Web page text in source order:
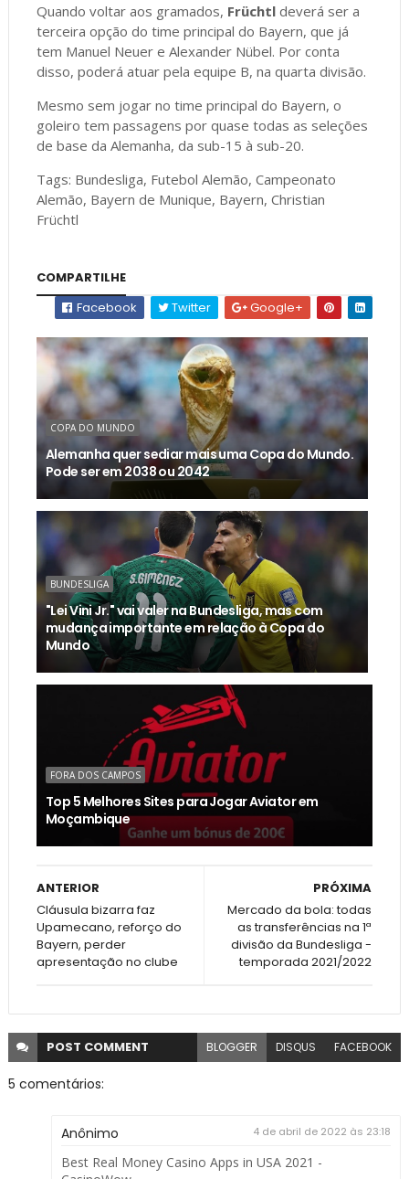
Quando voltar aos gramados, Früchtldeverá ser a
terceira opção do time principal do Bayern, que já
tem Manuel Neuer e Alexander Nübel. Por conta
disso, poderá atuar pela equipe B, na quarta divisão.
Mesmo sem jogar no time principal do Bayern, o
goleiro tem passagens por quase todas as seleções
de base da Alemanha, da sub-15 à sub-20.
Tags: Bundesliga, Futebol Alemão, Campeonato
Alemão, Bayern de Munique, Bayern, Christian
Früchtl
COMPARTILHE
Facebook
Twitter Google+
COPA DO MUNDO
Alemanha quer sediar mais uma Copa do Mundo.
Pode ser em 2038 ou 2042
BUNDESLIGA
"Lei Vini Jr." vai valer na Bundesliga, mas com
mudança importante em relação à Copa do
Mundo
FORA DOS CAMPOS
Top 5 Melhores Sites para Jogar Aviator em
Moçambique
PRÓXIMA
Mercado da bola: todas
as transferências na 1ª
divisão da Bundesliga -
temporada 2021/2022
ANTERIOR
Cláusula bizarra faz
Upamecano, reforço do
Bayern, perder
apresentação no clube
POST COMMENT BLOGGER DISQUS FACEBOOK
5 comentários:
Anônimo 4 de abril de 2022 às 23:18
Best Real Money Casino Apps in USA 2021 -